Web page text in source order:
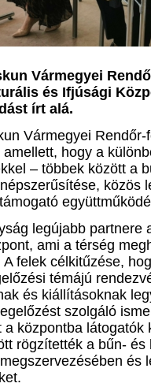
Vármegyei
és Ifjúsági
írt alá.
Vármegyei
hogy a
– többek között a
közös
legújabb partnere
ami a térség
A felek célkitűzése,
témájú
és kiállításoknak
szolgáló
a központba látogatók
rögzítették a bűn-
és